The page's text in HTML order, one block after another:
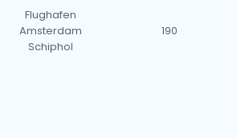
Flughafen
Amsterdam
Schiphol
190